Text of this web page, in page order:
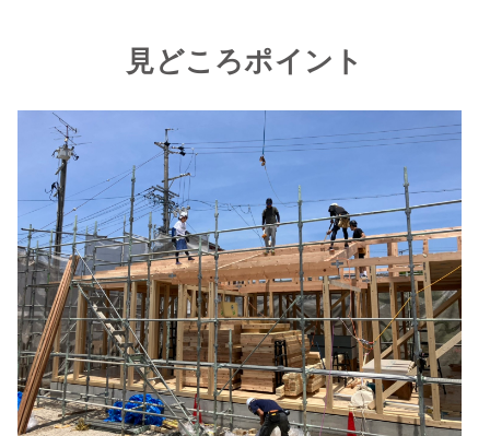
見どころポイント